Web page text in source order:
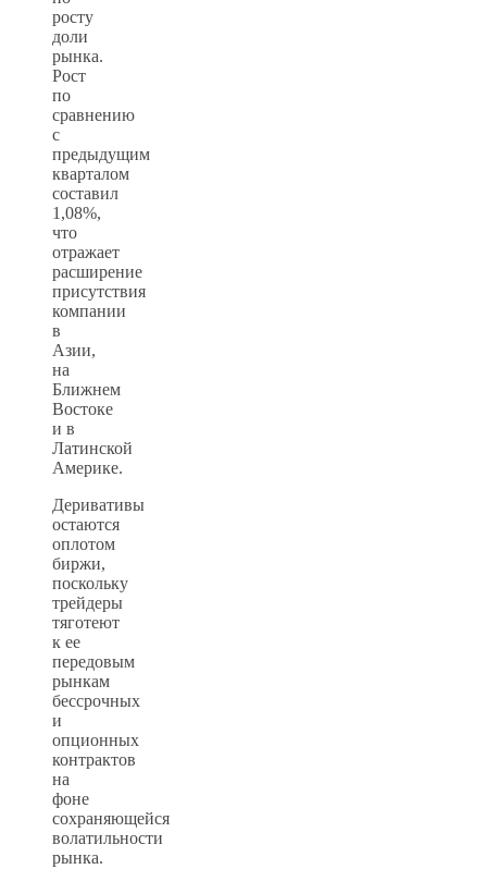
росту
доли
рынка.
Рост
по
сравнению
с
предыдущим
кварталом
составил
1,08%,
что
отражает
расширение
присутствия
компании
в
Азии,
на
Ближнем
Востоке
и в
Латинской
Америке.
Деривативы
остаются
оплотом
биржи,
поскольку
трейдеры
тяготеют
к ее
передовым
рынкам
бессрочных
и
опционных
контрактов
на
фоне
сохраняющейся
волатильности
рынка.